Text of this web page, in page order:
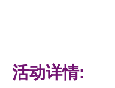
活动详情: